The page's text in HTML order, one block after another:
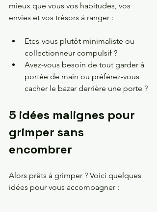
mieux que vous vos habitudes, vos
envies et vos trésors à ranger :
Etes-vous plutôt minimaliste ou
collectionneur compulsif ?
Avez-vous besoin de tout garder à
portée de main ou préférez-vous
cacher le bazar derrière une porte ?
5 idées malignes pour
grimper sans
encombrer
Alors prêts à grimper ? Voici quelques
idées pour vous accompagner :